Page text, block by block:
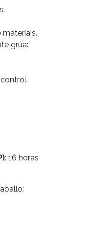
grúa:
: 16 horas